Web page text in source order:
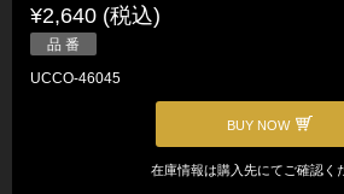
¥2,640 (税込)
品 番
UCCO-46045
BUY NOW
在庫情報は購入先にてご確認く